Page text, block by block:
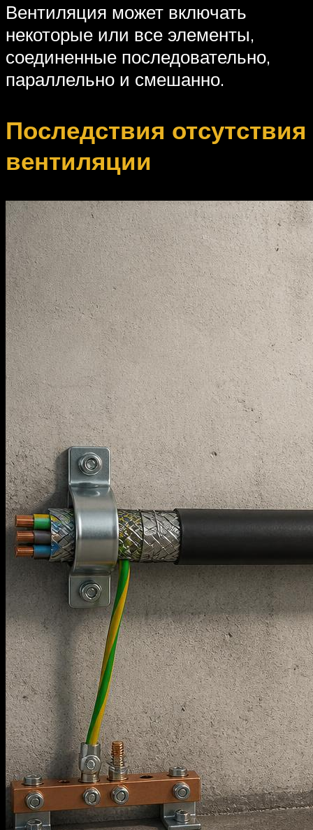
Вентиляция может включать
некоторые или все элементы,
соединенные последовательно,
параллельно и смешанно.
Последствия отсутствия
вентиляции